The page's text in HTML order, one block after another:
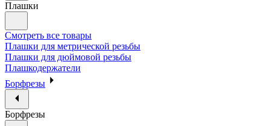
Плашки
Смотреть все товары
Плашки для метрической резьбы
Плашки для дюймовой резьбы
Плашкодержатели
Борфрезы
Борфрезы